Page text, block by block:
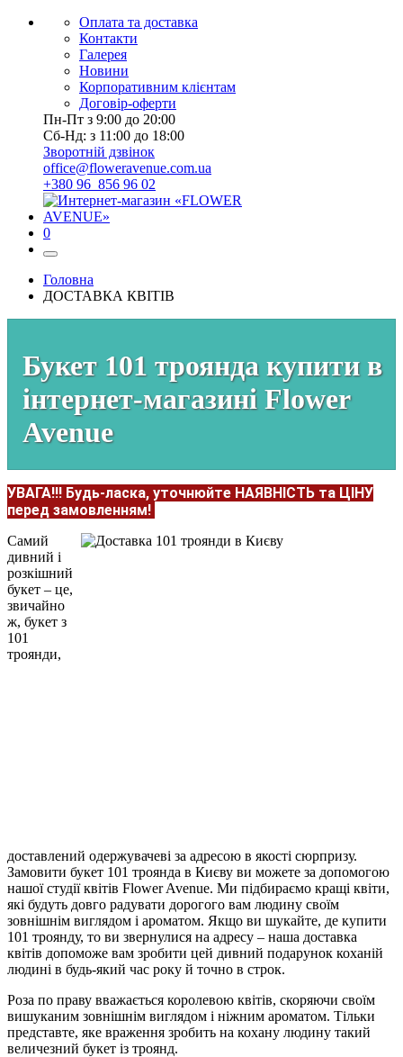
Оплата та доставка
Контакти
Галерея
Новини
Корпоративним клієнтам
Договір-оферти
Пн-Пт з 9:00 до 20:00
Сб-Нд: з 11:00 до 18:00
Зворотній дзвінок
office@floweravenue.com.ua
+380 96 856 96 02
0
Головна
ДОСТАВКА КВІТІВ
Букет 101 троянда купити в
інтернет-магазині Flower
Avenue
УВАГА!!! Будь-ласка, уточнюйте НАЯВНІСТЬ та ЦІНУ
перед замовленням!
Самий
дивний і
розкішний
букет – це,
звичайно
ж, букет з
101
троянди,
доставлений одержувачеві за адресою в якості сюрпризу.
Замовити букет 101 троянда в Києву ви можете за допомогою
нашої студії квітів Flower Avenue. Ми підбираємо кращі квіти,
які будуть довго радувати дорогого вам людину своїм
зовнішнім виглядом і ароматом. Якщо ви шукайте, де купити
101 троянду, то ви звернулися на адресу – наша доставка
квітів допоможе вам зробити цей дивний подарунок коханій
людині в будь-який час року й точно в строк.
Роза по праву вважається королевою квітів, скоряючи своїм
вишуканим зовнішнім виглядом і ніжним ароматом. Тільки
представте, яке враження зробить на кохану людину такий
величезний букет із троянд.